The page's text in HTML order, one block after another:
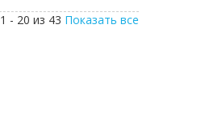
1 - 20 из 43 Показать все